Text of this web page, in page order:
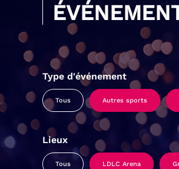
Type d'événement
Tous Autres sports
Lieux
Tous LDLC Arena